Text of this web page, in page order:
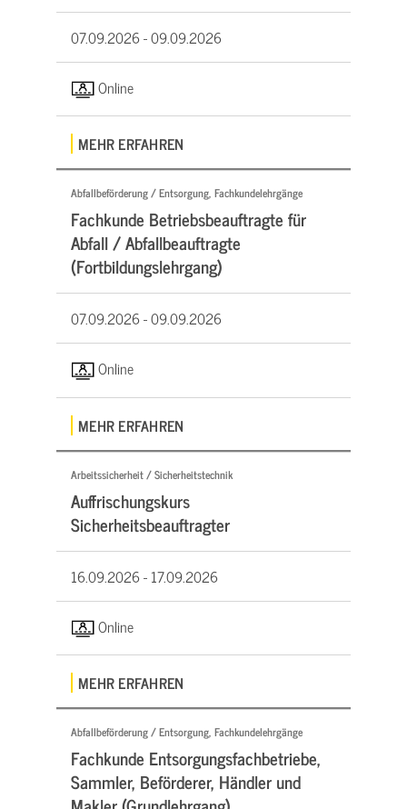
07.09.2026 -09.09.2026
Online
MEHR ERFAHREN
Abfallbeförderung / Entsorgung, Fachkundelehrgänge
Fachkunde Betriebsbeauftragte für
Abfall / Abfallbeauftragte
(Fortbildungslehrgang)
07.09.2026 -09.09.2026
Online
MEHR ERFAHREN
Arbeitssicherheit / Sicherheitstechnik
Auffrischungskurs
Sicherheitsbeauftragter
16.09.2026 -17.09.2026
Online
MEHR ERFAHREN
Abfallbeförderung / Entsorgung, Fachkundelehrgänge
Fachkunde Entsorgungsfachbetriebe,
Sammler, Beförderer, Händler und